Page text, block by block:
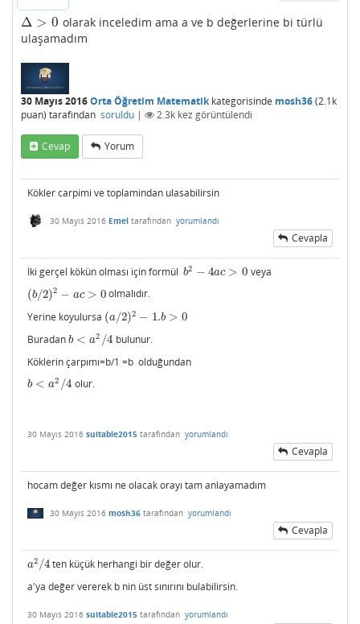
Δ > 0
Δ> 0
olarak inceledim ama a ve b değerlerine bi türlü
ulaşamadım
30 Mayıs 2016Orta Öğretim Matematikkategorisinde mosh36(2.1k
puan) tarafından soruldu | 2.3k kez görüntülendi
Cevap Yorum
Kökler carpimi ve toplamindan ulasabilirsin
30 Mayıs 2016 Emel tarafından yorumlandı
Cevapla
İki gerçel kökün olması için formül b2 − 4ac > 0
b2 −4 ac>0
veya
(b/2)2 − ac > 0
(b/2)2− ac >0
olmalıdır.
Yerine koyulursa (a/2)2 − 1.b > 0
(a/2)2− 1.b >0
Buradan b < a2 /4
b <a 2/4
bulunur.
Köklerin çarpımı=b/1 =b olduğundan
b < a2 /4
b <a 2/4 olur.
30 Mayıs 2016 suitable2015 tarafından yorumlandı
Cevapla
hocam değer kısmı ne olacak orayı tam anlayamadım
30 Mayıs 2016 mosh36 tarafından yorumlandı
Cevapla
a2 /4
a2/4 ten küçük herhangi bir değer olur.
a'ya değer vererek b nin üst sınırını bulabilirsin.
30 Mayıs 2016 suitable2015 tarafından yorumlandı